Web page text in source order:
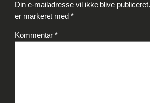
Din e-mailadresse vil ikke blive publiceret.
er markeret med*
Kommentar*